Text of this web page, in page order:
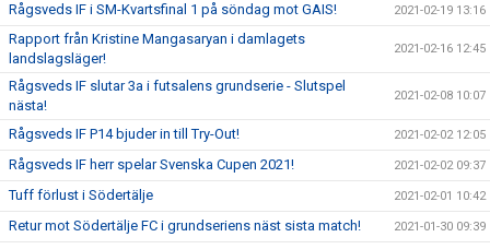
Rågsveds IF i SM-Kvartsfinal 1 på söndag mot GAIS! 2021-02-19 13:16
Rapport från Kristine Mangasaryan i damlagets
landslagsläger!
2021-02-16 12:45
Rågsveds IF slutar 3a i futsalens grundserie - Slutspel
nästa!
2021-02-08 10:07
Rågsveds IF P14 bjuder in till Try-Out! 2021-02-02 12:05
Rågsveds IF herr spelar Svenska Cupen 2021! 2021-02-02 09:37
Tuff förlust i Södertälje 2021-02-01 10:42
Retur mot Södertälje FC i grundseriens näst sista match! 2021-01-30 09:39